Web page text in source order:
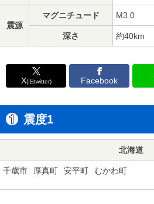
震源
マグニチュード M3.0
深さ 約40km
X(旧twitter) Facebook
震度1
北海道
千歳市 厚真町 安平町 むかわ町